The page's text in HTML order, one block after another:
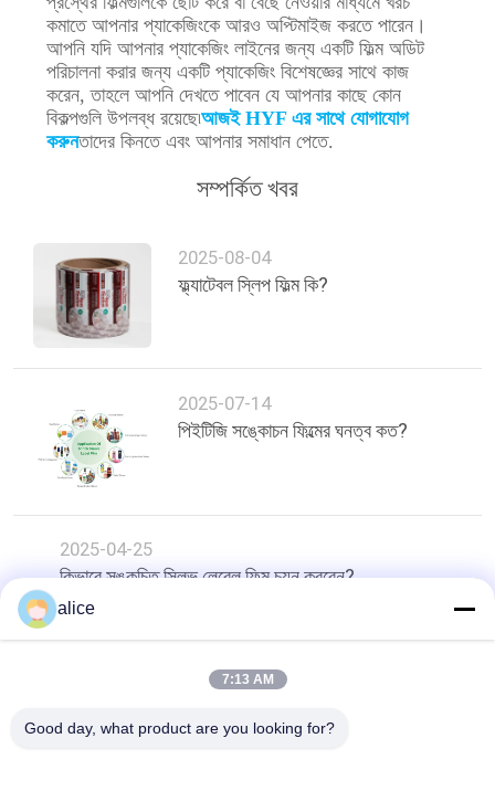
কমাতে আপনার প্যাকেজিংকে আরও অপ্টিমাইজ করতে পারেন।
আপনি যদি আপনার প্যাকেজিং লাইনের জন্য একটি ফিল্ম অডিট
পরিচালনা করার জন্য একটি প্যাকেজিং বিশেষজ্ঞের সাথে কাজ
করেন, তাহলে আপনি দেখতে পাবেন যে আপনার কাছে কোন
বিকল্পগুলি উপলব্ধ রয়েছে৷আজই HYF এর সাথে যোগাযোগ
করুনতাদের কিনতে এবং আপনার সমাধান পেতে.
সম্পর্কিত খবর
2025-08-04
ফ্ল্যাটেবল স্লিপ ফিল্ম কি?
2025-07-14
পিইটিজি সঙ্কোচন ফিল্মের ঘনত্ব কত?
2025-04-25
কিভাবে সঙ্কুচিত স্লিভ লেবেল ফিল্ম চয়ন করবেন?
শীর্ষ
alice
7:13 AM
Good day, what product are you looking for?